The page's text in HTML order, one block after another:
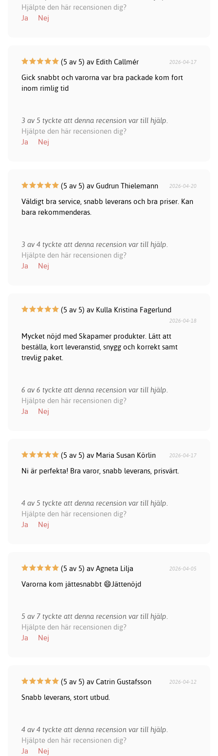
Hjälpte den här recensionen dig?
Ja
Nej
(5 av 5) av Edith Callmér 2026-04-17
Gick snabbt och varorna var bra packade kom fort
inom rimlig tid
3 av 5 tyckte att denna recension var till hjälp.
Hjälpte den här recensionen dig?
Ja
Nej
(5 av 5) av Gudrun Thielemann 2026-04-20
Väldigt bra service, snabb leverans och bra priser. Kan
bara rekommenderas.
3 av 4 tyckte att denna recension var till hjälp.
Hjälpte den här recensionen dig?
Ja
Nej
(5 av 5) av Kulla Kristina Fagerlund
2026-04-18
Mycket nöjd med Skapamer produkter. Lätt att
beställa, kort leveranstid, snygg och korrekt samt
trevlig paket.
6 av 6 tyckte att denna recension var till hjälp.
Hjälpte den här recensionen dig?
Ja
Nej
(5 av 5) av Maria Susan Körlin 2026-04-17
Ni är perfekta! Bra varor, snabb leverans, prisvärt.
4 av 5 tyckte att denna recension var till hjälp.
Hjälpte den här recensionen dig?
Ja
Nej
(5 av 5) av Agneta Lilja 2026-04-05
Varorna kom jättesnabbt 😄Jättenöjd
5 av 7 tyckte att denna recension var till hjälp.
Hjälpte den här recensionen dig?
Ja
Nej
(5 av 5) av Catrin Gustafsson 2026-04-12
Snabb leverans, stort utbud.
4 av 4 tyckte att denna recension var till hjälp.
Hjälpte den här recensionen dig?
Ja
Nej